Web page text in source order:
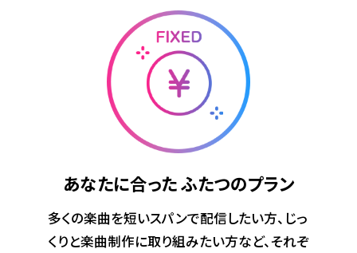
あなたに合ったふたつのプラン
多くの楽曲を短いスパンで配信したい方、じっ
くりと楽曲制作に取り組みたい方など、それぞ